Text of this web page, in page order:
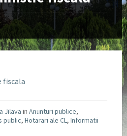
fiscala
Jilava in Anunturi publice,
public, Hotarari ale CL, Informatii